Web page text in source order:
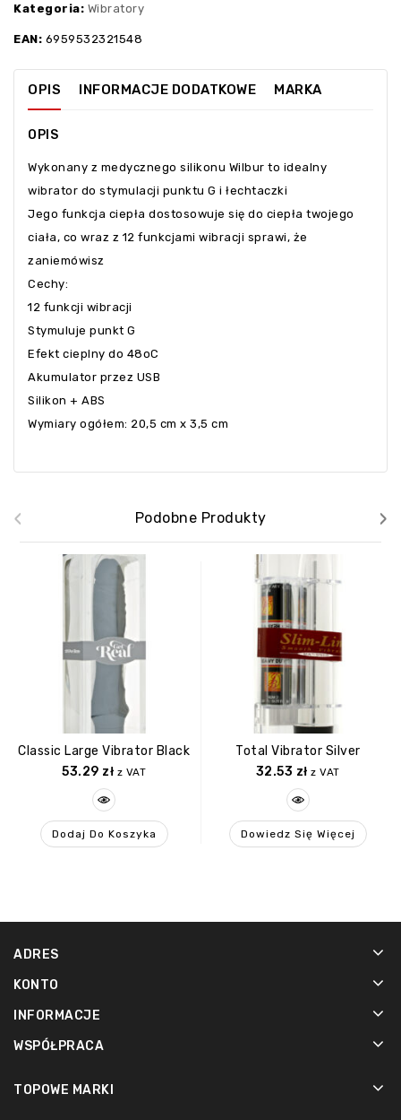
Kategoria: Wibratory
EAN: 6959532321548
OPIS INFORMACJE DODATKOWE MARKA
OPIS
Wykonany z medycznego silikonu Wilbur to idealny
wibrator do stymulacji punktu G i łechtaczki
Jego funkcja ciepła dostosowuje się do ciepła twojego
ciała, co wraz z 12 funkcjami wibracji sprawi, że
zaniemówisz
Cechy:
12 funkcji wibracji
Stymuluje punkt G
Efekt cieplny do 48oC
Akumulator przez USB
Silikon + ABS
Wymiary ogółem: 20,5 cm x 3,5 cm
Podobne Produkty
Classic Large Vibrator Black
53.29 zł z VAT
Dodaj Do Koszyka
Total Vibrator Silver
32.53 zł z VAT
Dowiedz Się Więcej
‹ ›
ADRES
KONTO
INFORMACJE
WSPÓŁPRACA
TOPOWE MARKI